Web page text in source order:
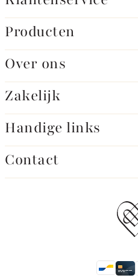
Producten
Over ons
Zakelijk
Handige links
Contact